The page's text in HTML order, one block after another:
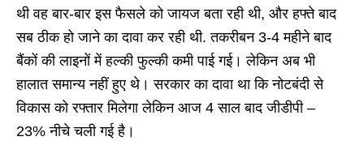
थी वह बार-बार इस फैसले को जायज बता रही थी, और हफ्ते बाद
सब ठीक हो जाने का दावा कर रही थी. तकरीबन 3-4 महीने बाद
बैंकों की लाइनों में हल्की फुल्की कमी पाई गई। लेकिन अब भी
हालात समान्य नहीं हुए थे। सरकार का दावा था कि नोटबंदी से
विकास को रफ्तार मिलेगा लेकिन आज 4 साल बाद जीडीपी –
23% नीचे चली गई है।